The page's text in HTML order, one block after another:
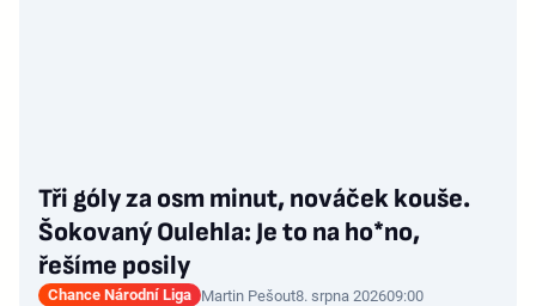
Tři góly za osm minut, nováček kouše.
Šokovaný Oulehla: Je to na ho*no,
řešíme posily
Chance Národní Liga Martin Pešout8. srpna 202609:00